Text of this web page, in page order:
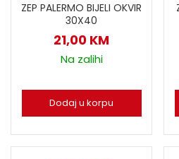
ZEP PALERMO BIJELI OKVIR
30X40
21,00 KM
Na zalihi
Dodaj u korpu